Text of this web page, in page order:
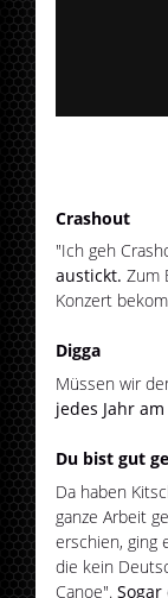
Crashout
"Ich geh
austickt. Zum
Konzert
Digga
Müssen wir
jedes Jahr
Du bist gut
Da haben
ganze Arbeit
erschien, ging
die kein
Canoe".